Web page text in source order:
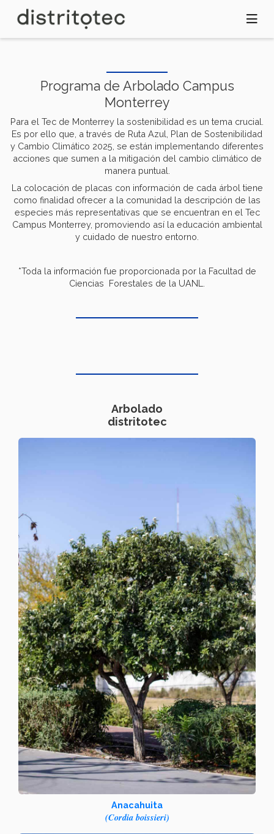
principal
Programa de Arbolado Campus
Monterrey
Para el Tec de Monterrey la sostenibilidad es un tema crucial.
Es por ello que, a través de Ruta Azul, Plan de Sostenibilidad
y Cambio Climático 2025, se están implementando diferentes
acciones que sumen a la mitigación del cambio climático de
manera puntual.
La colocación de placas con información de cada árbol tiene
como finalidad ofrecer a la comunidad la descripción de las
especies más representativas que se encuentran en el Tec
Campus Monterrey, promoviendo así la educación ambiental
y cuidado de nuestro entorno.
*Toda la información fue proporcionada por la Facultad de
Ciencias Forestales de la UANL.
Arbolado
distritotec
Anacahuita
(Cordia boissieri)